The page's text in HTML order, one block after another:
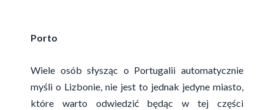
Porto
Wiele osób słysząc o Portugalii automatycznie
myśli o Lizbonie, nie jest to jednak jedyne miasto,
które warto odwiedzić będąc w tej części